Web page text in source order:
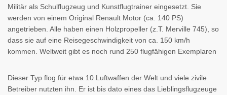
Militär als Schulflugzeug und Kunstflugtrainer eingesetzt. Sie
werden von einem Original Renault Motor (ca. 140 PS)
angetrieben. Alle haben einen Holzpropeller (z.T. Merville 745), so
dass sie auf eine Reisegeschwindigkeit von ca. 150 km/h
kommen. Weltweit gibt es noch rund 250 flugfähigen Exemplaren
Dieser Typ flog für etwa 10 Luftwaffen der Welt und viele zivile
Betreiber nutzten ihn. Er ist bis dato eines das Lieblingsflugzeuge